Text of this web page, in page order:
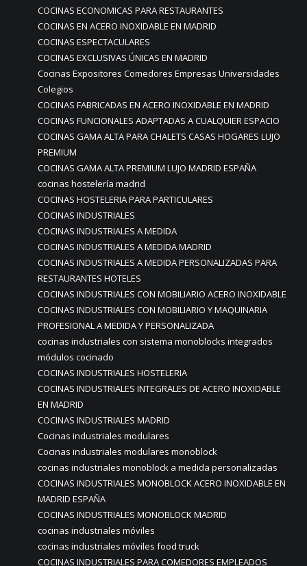
COCINAS ECONOMICAS PARA RESTAURANTES
COCINAS EN ACERO INOXIDABLE EN MADRID
COCINAS ESPECTACULARES
COCINAS EXCLUSIVAS ÚNICAS EN MADRID
Cocinas Expositores Comedores Empresas Universidades
Colegios
COCINAS FABRICADAS EN ACERO INOXIDABLE EN MADRID
COCINAS FUNCIONALES ADAPTADAS A CUALQUIER ESPACIO
COCINAS GAMA ALTA PARA CHALETS CASAS HOGARES LUJO
PREMIUM
COCINAS GAMA ALTA PREMIUM LUJO MADRID ESPAÑA
cocinas hostelería madrid
COCINAS HOSTELERIA PARA PARTICULARES
COCINAS INDUSTRIALES
COCINAS INDUSTRIALES A MEDIDA
COCINAS INDUSTRIALES A MEDIDA MADRID
COCINAS INDUSTRIALES A MEDIDA PERSONALIZADAS PARA
RESTAURANTES HOTELES
COCINAS INDUSTRIALES CON MOBILIARIO ACERO INOXIDABLE
COCINAS INDUSTRIALES CON MOBILIARIO Y MAQUINARIA
PROFESIONAL A MEDIDA Y PERSONALIZADA
cocinas industriales con sistema monoblocks integrados
módulos cocinado
COCINAS INDUSTRIALES HOSTELERIA
COCINAS INDUSTRIALES INTEGRALES DE ACERO INOXIDABLE
EN MADRID
COCINAS INDUSTRIALES MADRID
Cocinas industriales modulares
Cocinas industriales modulares monoblock
cocinas industriales monoblock a medida personalizadas
COCINAS INDUSTRIALES MONOBLOCK ACERO INOXIDABLE EN
MADRID ESPAÑA
COCINAS INDUSTRIALES MONOBLOCK MADRID
cocinas industriales móviles
cocinas industriales móviles food truck
COCINAS INDUSTRIALES PARA COMEDORES EMPLEADOS